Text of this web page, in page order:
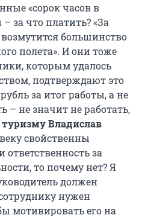
«сорок часов в
за что платить? «За
большинство
полета». И они тоже
которым удалось
подтверждают это
за итог работы, а не
– не значит не работать,
Владислав
свойственны
ответственность за
то почему нет? Я
должен
нужен
мотивировать его на